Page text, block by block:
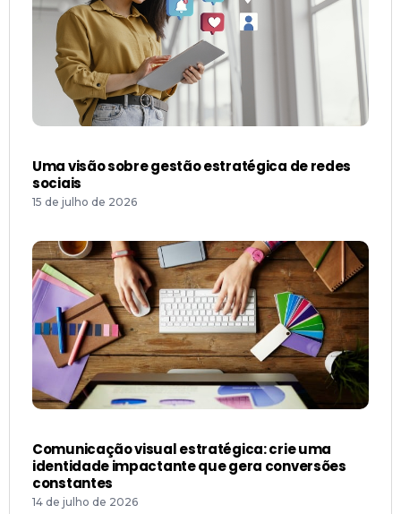
Uma visão sobre gestão estratégica de redes
sociais
15 de julho de 2026
Comunicação visual estratégica: crie uma
identidade impactante que gera conversões
constantes
14 de julho de 2026